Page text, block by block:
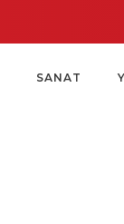
SANAT